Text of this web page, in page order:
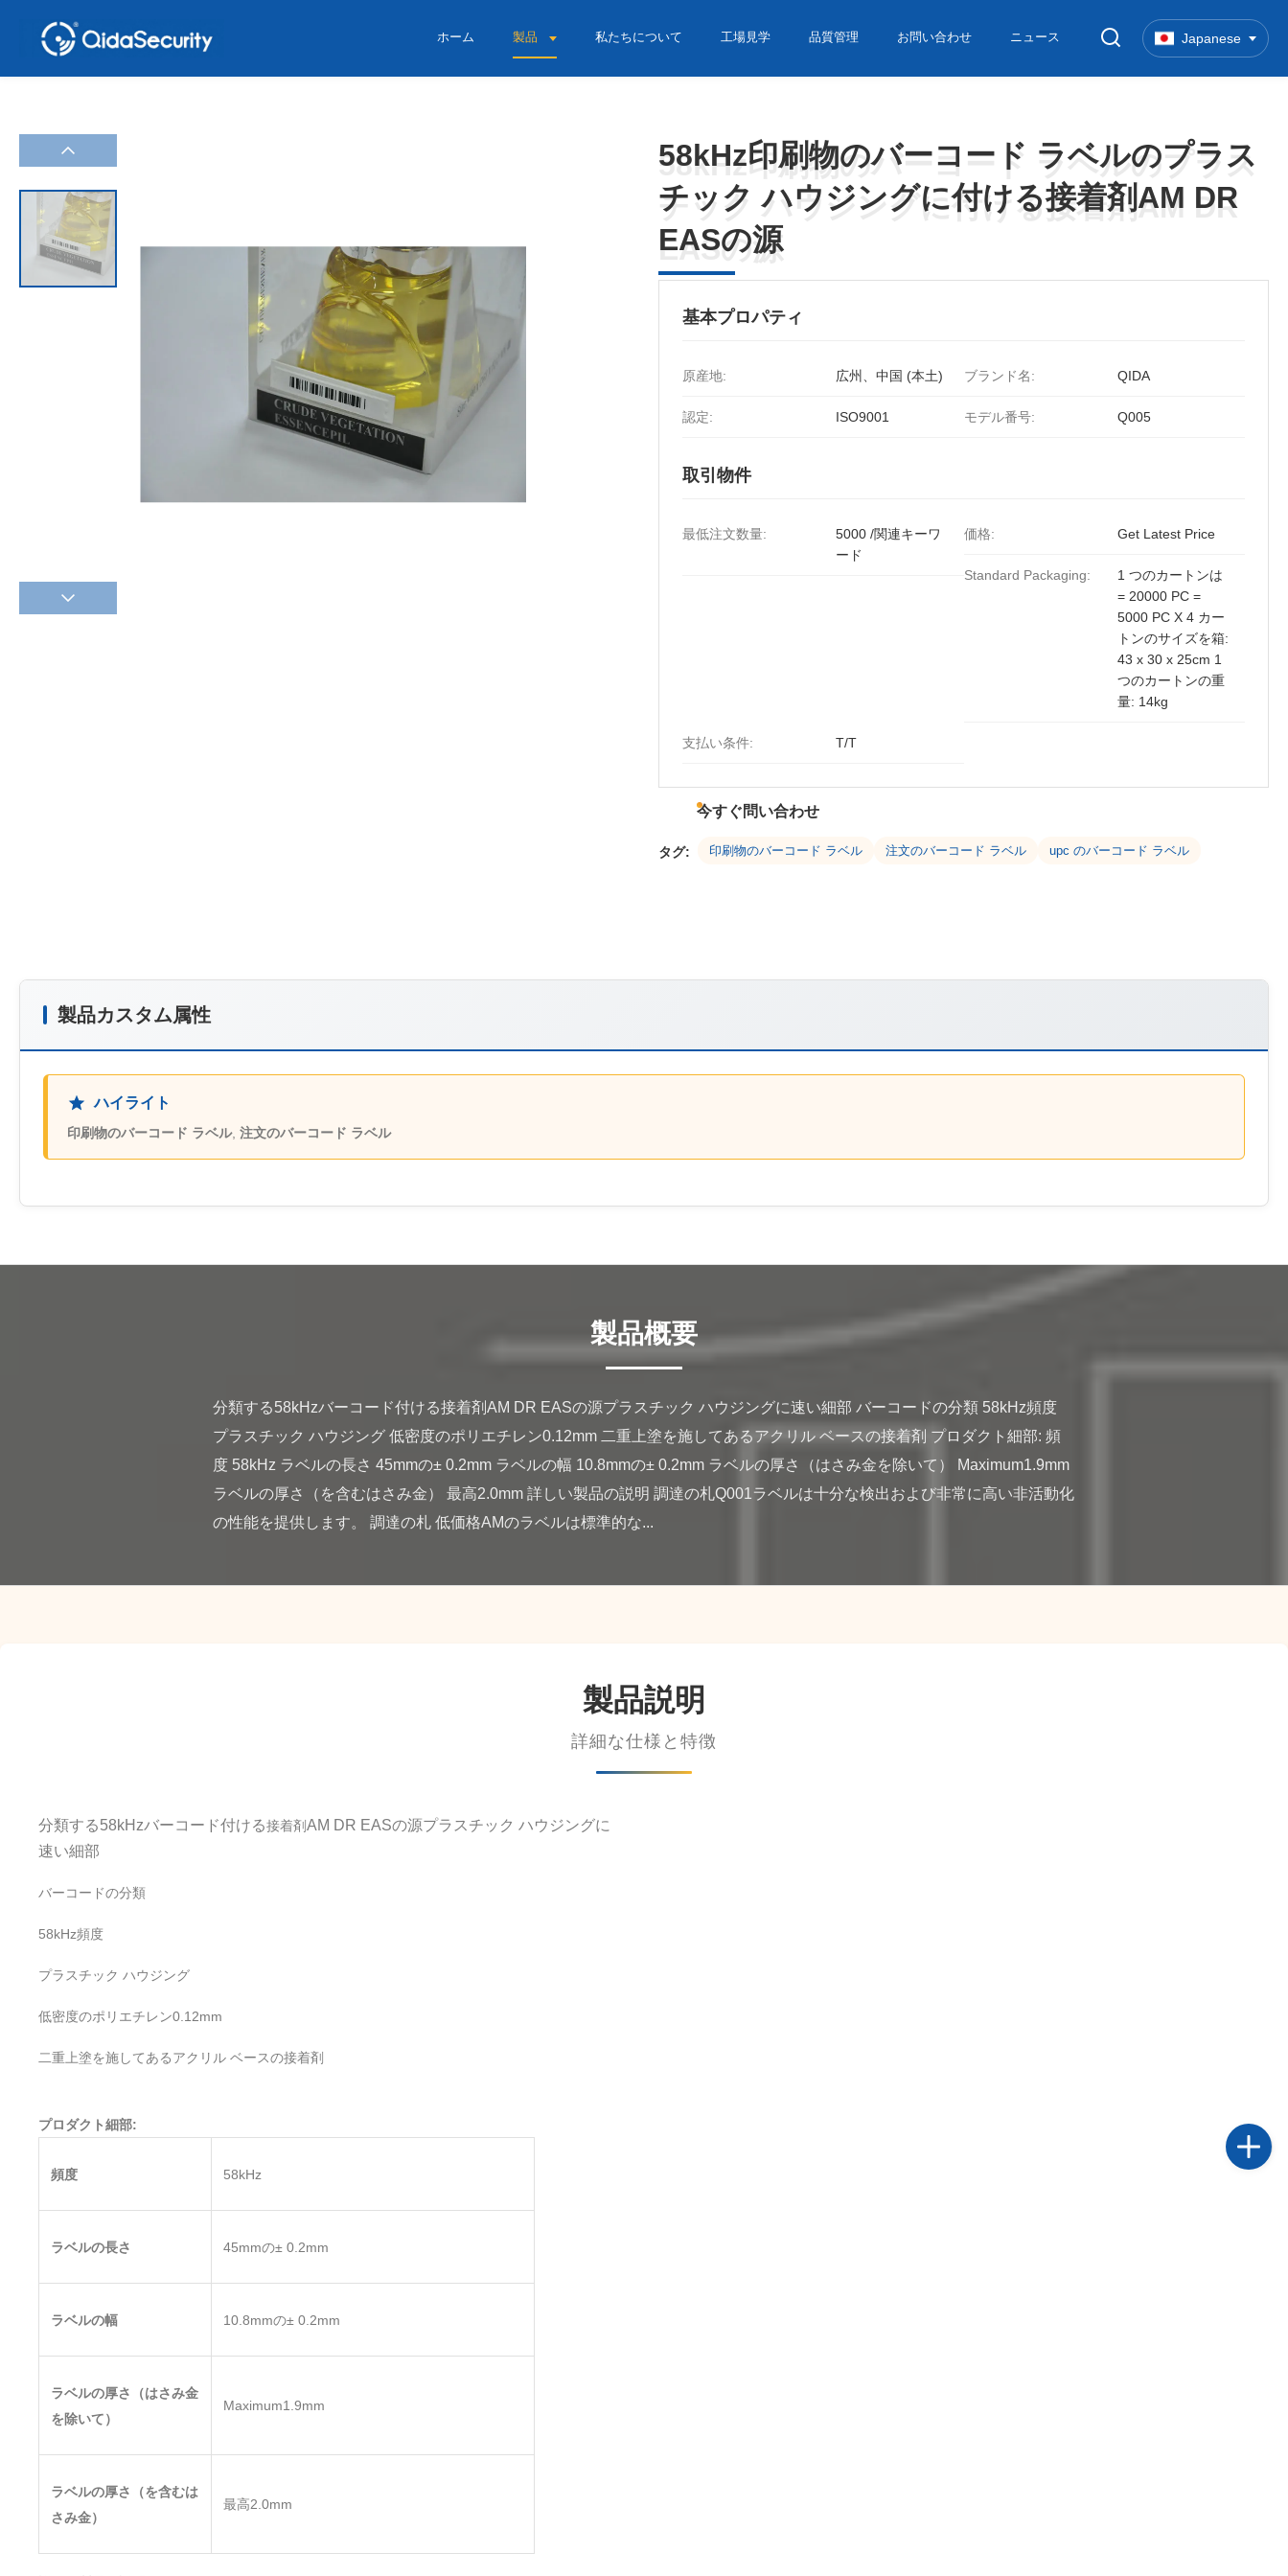
ホーム 製品 私たちについて 工場見学 品質管理 お問い合わせ ニュース Japanese
58kHz印刷物のバーコード ラベルのプラス
チック ハウジングに付ける接着剤AM DR
EASの源
58kHz印刷物のバーコード ラベルのプラス
チック ハウジングに付ける接着剤AM DR
EASの源
基本プロパティ
原産地: 広州、中国 (本土) ブランド名: QIDA
認定: ISO9001 モデル番号: Q005
取引物件
最低注文数量:
5000 /関連キーワ
ード
価格: Get Latest Price
Standard Packaging:
1 つのカートンは
= 20000 PC =
5000 PC X 4 カー
トンのサイズを箱:
43 x 30 x 25cm 1
つのカートンの重
量: 14kg
支払い条件: T/T
今すぐ問い合わせ
タグ: 印刷物のバーコード ラベル 注文のバーコード ラベル upc のバーコード ラベル
製品カスタム属性
ハイライト
印刷物のバーコード ラベル, 注文のバーコード ラベル
製品概要
分類する58kHzバーコード付ける接着剤AM DR EASの源プラスチック ハウジングに速い細部 バーコードの分類 58kHz頻度
プラスチック ハウジング 低密度のポリエチレン0.12mm 二重上塗を施してあるアクリル ベースの接着剤 プロダクト細部: 頻
度 58kHz ラベルの長さ 45mmの± 0.2mm ラベルの幅 10.8mmの± 0.2mm ラベルの厚さ（はさみ金を除いて） Maximum1.9mm
ラベルの厚さ（を含むはさみ金） 最高2.0mm 詳しい製品の説明 調達の札Q001ラベルは十分な検出および非常に高い非活動化
の性能を提供します。 調達の札 低価格AMのラベルは標準的な...
製品説明
詳細な仕様と特徴
分類する58kHzバーコード付ける接着剤AM DR EASの源プラスチック ハウジングに
速い細部
バーコードの分類
58kHz頻度
プラスチック ハウジング
低密度のポリエチレン0.12mm
二重上塗を施してあるアクリル ベースの接着剤
プロダクト細部:
頻度 58kHz
ラベルの長さ 45mmの± 0.2mm
ラベルの幅 10.8mmの± 0.2mm
ラベルの厚さ（はさみ金
を除いて）
Maximum1.9mm
ラベルの厚さ（を含むは
さみ金）
最高2.0mm